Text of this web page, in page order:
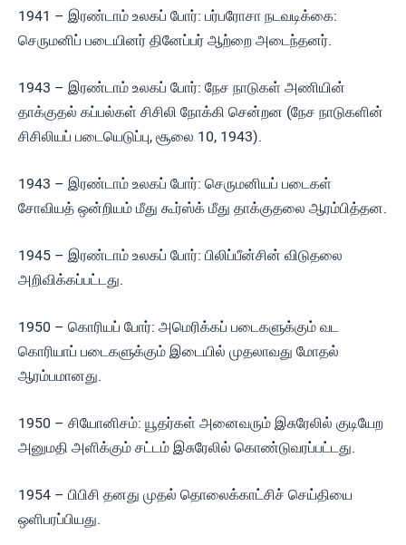
1941 – இரண்டாம் உலகப் போர்: பர்பரோசா நடவடிக்கை:
செருமனிப் படையினர் தினேப்பர் ஆற்றை அடைந்தனர்.
1943 – இரண்டாம் உலகப் போர்: நேச நாடுகள் அணியின்
தாக்குதல் கப்பல்கள் சிசிலி நோக்கி சென்றன (நேச நாடுகளின்
சிசிலியப் படையெடுப்பு, சூலை 10, 1943).
1943 – இரண்டாம் உலகப் போர்: செருமனியப் படைகள்
சோவியத் ஒன்றியம் மீது கூர்ஸ்க் மீது தாக்குதலை ஆரம்பித்தன.
1945 – இரண்டாம் உலகப் போர்: பிலிப்பீன்சின் விடுதலை
அறிவிக்கப்பட்டது.
1950 – கொரியப் போர்: அமெரிக்கப் படைகளுக்கும் வட
கொரியாப் படைகளுக்கும் இடையில் முதலாவது மோதல்
ஆரம்பமானது.
1950 – சியோனிசம்: யூதர்கள் அனைவரும் இசுரேலில் குடியேற
அனுமதி அளிக்கும் சட்டம் இசுரேலில் கொண்டுவரப்பட்டது.
1954 – பிபிசி தனது முதல் தொலைக்காட்சிச் செய்தியை
ஒளிபரப்பியது.